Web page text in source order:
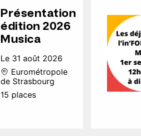
Présentation
édition 2026
Musica
Le 31 août 2026
Eurométropole
de Strasbourg
15 places